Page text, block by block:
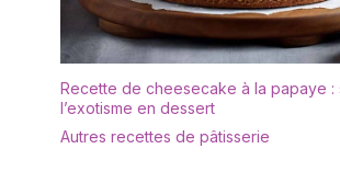
: Le
viande pliable
facilement plié
rangé. Grâce à
de suspension
Ce service de
est idéal pour
quotidien car il
lavé au lave-
avec
être inséré au
Recette de cheesecake à la papaye :
l’exotisme en dessert
Autres recettes de pâtisserie